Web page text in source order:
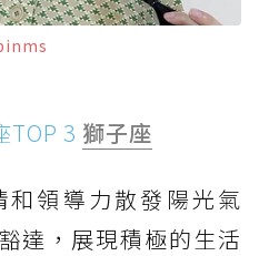
TOP 3 獅子座
領導力散發陽光氣
達，展現積極的生活